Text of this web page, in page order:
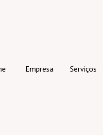
Empresa Serviços